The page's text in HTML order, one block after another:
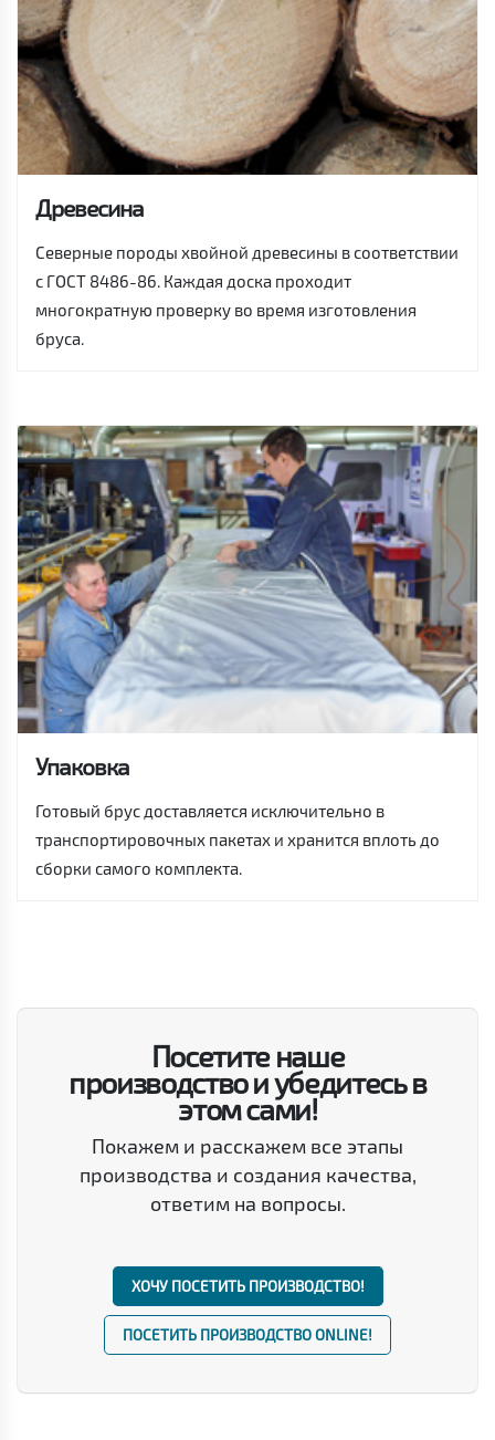
Древесина
Северные породы хвойной древесины в соответствии
с ГОСТ 8486-86. Каждая доска проходит
многократную проверку во время изготовления
бруса.
Упаковка
Готовый брус доставляется исключительно в
транспортировочных пакетах и хранится вплоть до
сборки самого комплекта.
Посетите наше
производство и убедитесь в
этом сами!
Покажем и расскажем все этапы
производства и создания качества,
ответим на вопросы.
ХОЧУ ПОСЕТИТЬ ПРОИЗВОДСТВО!
ПОСЕТИТЬ ПРОИЗВОДСТВО ONLINE!